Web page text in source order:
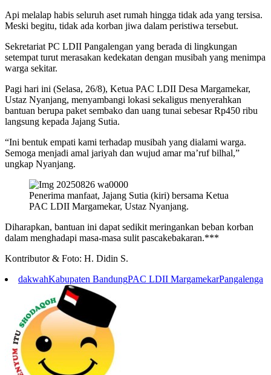
Api melalap habis seluruh aset rumah hingga tidak ada yang tersisa.
Meski begitu, tidak ada korban jiwa dalam peristiwa tersebut.
Sekretariat PC LDII Pangalengan yang berada di lingkungan
setempat turut merasakan kedekatan dengan musibah yang menimpa
warga sekitar.
Pagi hari ini (Selasa, 26/8), Ketua PAC LDII Desa Margamekar,
Ustaz Nyanjang, menyambangi lokasi sekaligus menyerahkan
bantuan berupa paket sembako dan uang tunai sebesar Rp450 ribu
langsung kepada Jajang Sutia.
“Ini bentuk empati kami terhadap musibah yang dialami warga.
Semoga menjadi amal jariyah dan wujud amar ma’ruf bilhal,”
ungkap Nyanjang.
Penerima manfaat, Jajang Sutia (kiri) bersama Ketua
PAC LDII Margamekar, Ustaz Nyanjang.
Diharapkan, bantuan ini dapat sedikit meringankan beban korban
dalam menghadapi masa-masa sulit pascakebakaran.***
Kontributor & Foto: H. Didin S.
dakwahKabupaten BandungPAC LDII MargamekarPangalenga